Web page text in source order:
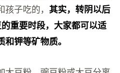
子吃的， 其实，转阴以后
重要时段，大家都可以适
钾等矿物质。